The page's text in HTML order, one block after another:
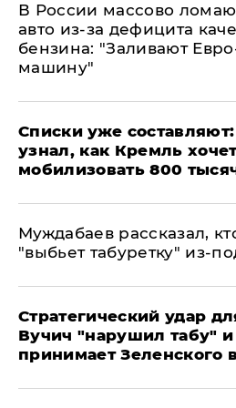
В России массово
авто из-за дефицита
бензина: "Заливают
машину"
Списки уже
узнал, как Кремль
мобилизовать 800
Муждабаев рассказал,
"выбьет табуретку" из-
Стратегический удар
Вучич "нарушил табу" и
принимает Зеленского